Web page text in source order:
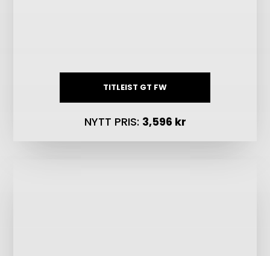
TITLEIST GT FW
NYTT PRIS: 3,596 kr